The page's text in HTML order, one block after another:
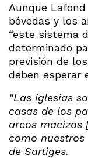
Aunque
bóvedas y los
“este sistema
determinado
previsión de
deben esperar
“Las iglesias
casas de los
arcos macizos
como nuestros
de Sartiges.